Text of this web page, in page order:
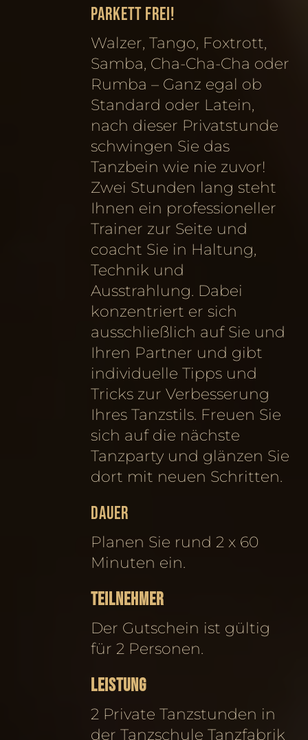
PARKETT FREI!
Walzer, Tango, Foxtrott,
Samba, Cha-Cha-Cha oder
Rumba – Ganz egal ob
Standard oder Latein,
nach dieser Privatstunde
schwingen Sie das
Tanzbein wie nie zuvor!
Zwei Stunden lang steht
Ihnen ein professioneller
Trainer zur Seite und
coacht Sie in Haltung,
Technik und
Ausstrahlung. Dabei
konzentriert er sich
ausschließlich auf Sie und
Ihren Partner und gibt
individuelle Tipps und
Tricks zur Verbesserung
Ihres Tanzstils. Freuen Sie
sich auf die nächste
Tanzparty und glänzen Sie
dort mit neuen Schritten.
DAUER
Planen Sie rund 2 x 60
Minuten ein.
TEILNEHMER
Der Gutschein ist gültig
für 2 Personen.
LEISTUNG
2 Private Tanzstunden in
der Tanzschule Tanzfabrik